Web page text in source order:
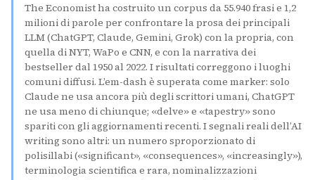
The Economist ha costruito un corpus da 55.940 frasi e 1,2
milioni di parole per confrontare la prosa dei principali
LLM (ChatGPT, Claude, Gemini, Grok) con la propria, con
quella di NYT, WaPo e CNN, e con la narrativa dei
bestseller dal 1950 al 2022. I risultati correggono i luoghi
comuni diffusi. L’em-dash è superata come marker: solo
Claude ne usa ancora più degli scrittori umani, ChatGPT
ne usa meno di chiunque; «delve» e «tapestry» sono
spariti con gli aggiornamenti recenti. I segnali reali dell’AI
writing sono altri: un numero sproporzionato di
polisillabi («significant», «consequences», «increasingly»),
terminologia scientifica e rara, nominalizzazioni